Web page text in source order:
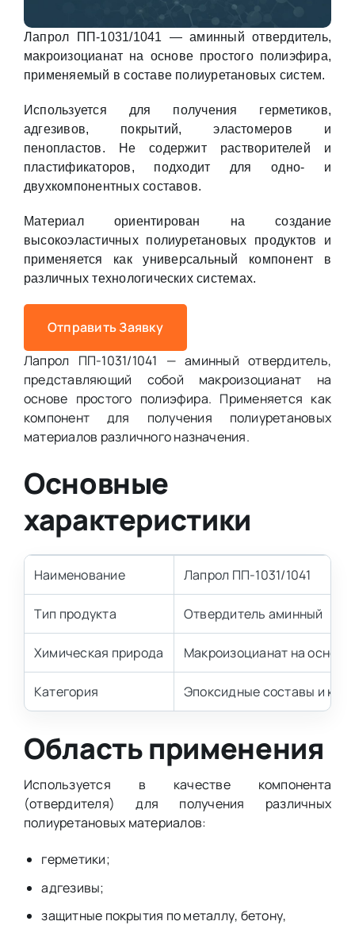
Лапрол ПП-1031/1041 — аминный отвердитель,
макроизоцианат на основе простого полиэфира,
применяемый в составе полиуретановых систем.
Используется для получения герметиков,
адгезивов, покрытий, эластомеров и
пенопластов. Не содержит растворителей и
пластификаторов, подходит для одно- и
двухкомпонентных составов.
Материал ориентирован на создание
высокоэластичных полиуретановых продуктов и
применяется как универсальный компонент в
различных технологических системах.
Отправить Заявку
Лапрол ПП-1031/1041 — аминный отвердитель,
представляющий собой макроизоцианат на
основе простого полиэфира. Применяется как
компонент для получения полиуретановых
материалов различного назначения.
Основные
характеристики
Наименование Лапрол ПП-1031/1041
Тип продукта Отвердитель аминный
Химическая природа Макроизоцианат на
Категория Эпоксидные составы и
Область применения
Используется в качестве компонента
(отвердителя) для получения различных
полиуретановых материалов:
герметики;
адгезивы;
защитные покрытия по металлу, бетону,